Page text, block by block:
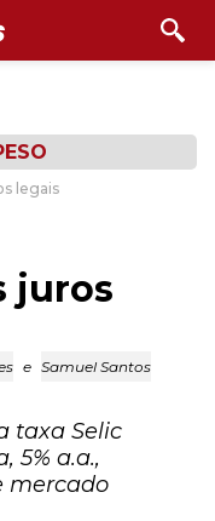
legais
juros
e Samuel Santos
taxa Selic
5% a.a.,
mercado